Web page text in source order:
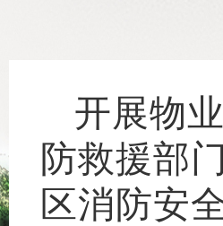
开展物
防救援部
区消防安